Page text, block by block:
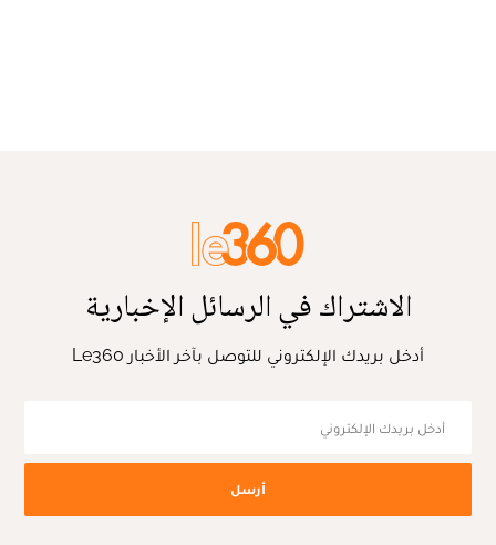
الاشتراك في الرسائل الإخبارية
أدخل بريدك الإلكتروني للتوصل بآخر الأخبار Le360
أرسل